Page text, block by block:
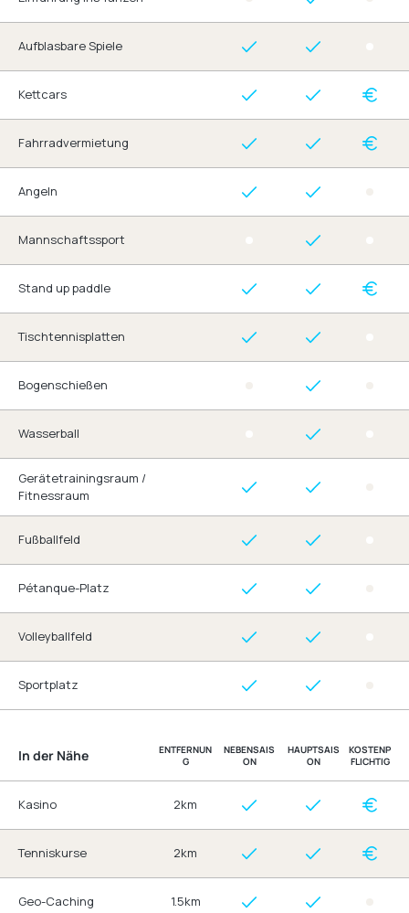
Aufblasbare Spiele
Kettcars
Fahrradvermietung
Angeln
Mannschaftssport
Stand up paddle
Tischtennisplatten
Bogenschießen
Wasserball
Gerätetrainingsraum /
Fitnessraum
Fußballfeld
Pétanque-Platz
Volleyballfeld
Sportplatz
In der Nähe
ENTFERNUN
G
NEBENSAIS
ON
HAUPTSAIS
ON
KOSTENP
FLICHTIG
Kasino 2km
Tenniskurse 2km
Geo-Caching 1.5km